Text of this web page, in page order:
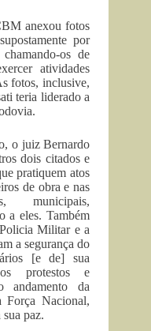
anexou fotos
por
os de
atividades
fotos, inclusive,
teria liderado a
o juiz Bernardo
dois citados e
pratiquem atos
de obra e nas
municipais,
a eles. Também
Militar e a
a segurança do
[e de] sua
protestos e
andamento da
Nacional,
paz.